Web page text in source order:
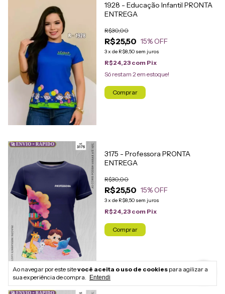
Ao navegar por este sitevocê aceita o uso de cookies para agilizar a
sua experiência de compra.
Entendi
1928 - Educação Infantil PRONTA
ENTREGA
R$25,50
R$30,00
15% OFF
3x de R$8,50 sem juros
R$24,23 com Pix
Só restam 2 em estoque!
Comprar
🚀 ENVIO + RÁPIDO
3175 - Professora PRONTA
ENTREGA
R$25,50
R$30,00
15% OFF
3x de R$8,50 sem juros
R$24,23 com Pix
Comprar